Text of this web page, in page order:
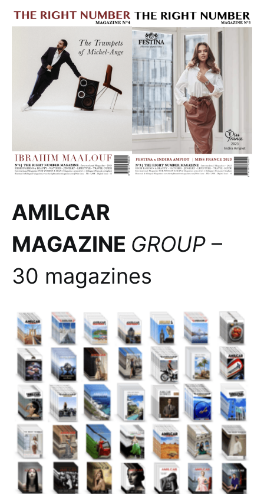
AMILCAR
MAGAZINE GROUP –
30 magazines